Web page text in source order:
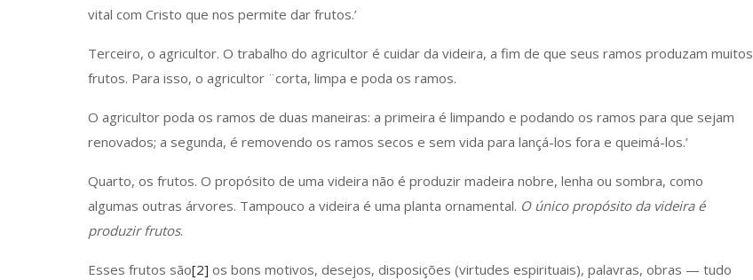
vital com Cristo que nos permite dar frutos.’
Terceiro, o agricultor. O trabalho do agricultor é cuidar da videira, a fim de que seus ramos produzam muitos
frutos. Para isso, o agricultor ¨corta, limpa e poda os ramos.
O agricultor poda os ramos de duas maneiras: a primeira é limpando e podando os ramos para que sejam
renovados; a segunda, é removendo os ramos secos e sem vida para lançá-los fora e queimá-los.’
Quarto, os frutos. O propósito de uma videira não é produzir madeira nobre, lenha ou sombra, como
algumas outras árvores. Tampouco a videira é uma planta ornamental. O único propósito da videira é
produzir frutos.
Esses frutos são[2] os bons motivos, desejos, disposições (virtudes espirituais), palavras, obras — tudo